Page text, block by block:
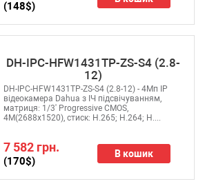
(148$)
DH-IPC-HFW1431TP-ZS-S4 (2.8-
12)
7 582 грн.
(170$)
В кошик
DH-IPC-HFW1431TP-ZS-S4 (2.8-12) - 4Mп IP
відеокамера Dahua з ІЧ підсвічуванням,
матриця: 1/3' Progressive CMOS,
4М(2688х1520), стиск: H.265; H.264; H....